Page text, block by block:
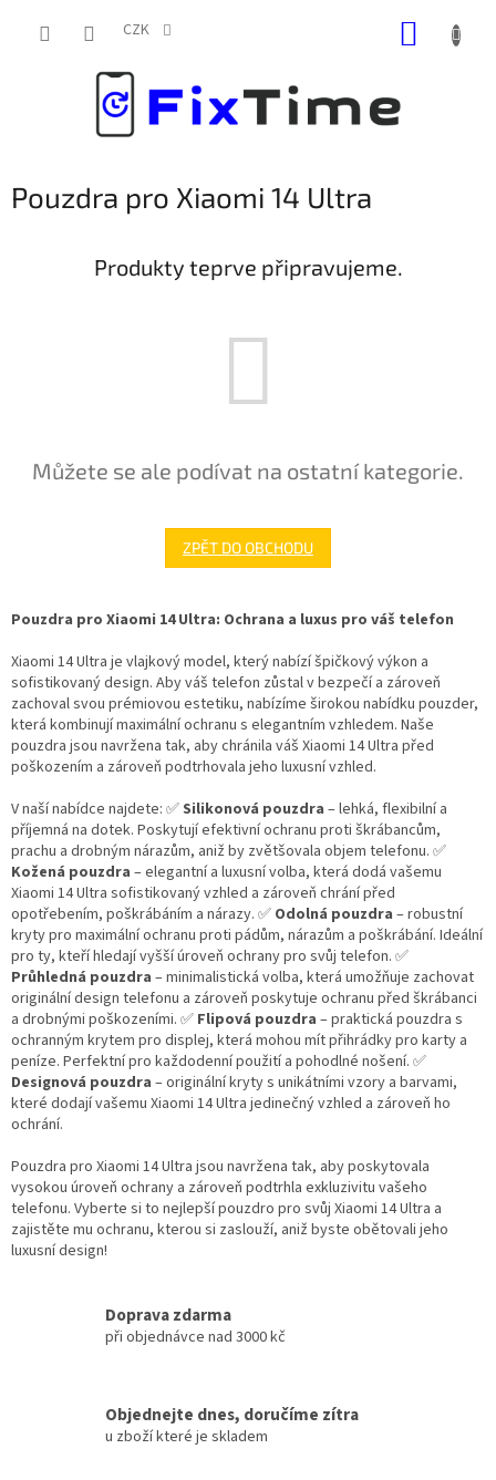
CZK
Pouzdra pro Xiaomi 14 Ultra
Produkty teprve připravujeme.
Můžete se ale podívat na ostatní kategorie.
ZPĚT DO OBCHODU
Pouzdra pro Xiaomi 14 Ultra: Ochrana a luxus pro váš telefon
Xiaomi 14 Ultra je vlajkový model, který nabízí špičkový výkon a
sofistikovaný design. Aby váš telefon zůstal v bezpečí a zároveň
zachoval svou prémiovou estetiku, nabízíme širokou nabídku pouzder,
která kombinují maximální ochranu s elegantním vzhledem. Naše
pouzdra jsou navržena tak, aby chránila váš Xiaomi 14 Ultra před
poškozením a zároveň podtrhovala jeho luxusní vzhled.
V naší nabídce najdete: ✅Silikonová pouzdra – lehká, flexibilní a
příjemná na dotek. Poskytují efektivní ochranu proti škrábancům,
prachu a drobným nárazům, aniž by zvětšovala objem telefonu. ✅
Kožená pouzdra – elegantní a luxusní volba, která dodá vašemu
Xiaomi 14 Ultra sofistikovaný vzhled a zároveň chrání před
opotřebením, poškrábáním a nárazy. ✅ Odolná pouzdra – robustní
kryty pro maximální ochranu proti pádům, nárazům a poškrábání. Ideální
pro ty, kteří hledají vyšší úroveň ochrany pro svůj telefon. ✅
Průhledná pouzdra – minimalistická volba, která umožňuje zachovat
originální design telefonu a zároveň poskytuje ochranu před škrábanci
a drobnými poškozeními. ✅ Flipová pouzdra – praktická pouzdra s
ochranným krytem pro displej, která mohou mít přihrádky pro karty a
peníze. Perfektní pro každodenní použití a pohodlné nošení. ✅
Designová pouzdra – originální kryty s unikátními vzory a barvami,
které dodají vašemu Xiaomi 14 Ultra jedinečný vzhled a zároveň ho
ochrání.
Pouzdra pro Xiaomi 14 Ultra jsou navržena tak, aby poskytovala
vysokou úroveň ochrany a zároveň podtrhla exkluzivitu vašeho
telefonu. Vyberte si to nejlepší pouzdro pro svůj Xiaomi 14 Ultra a
zajistěte mu ochranu, kterou si zaslouží, aniž byste obětovali jeho
luxusní design!
Doprava zdarma
při objednávce nad 3000 kč
Objednejte dnes, doručíme zítra
u zboží které je skladem